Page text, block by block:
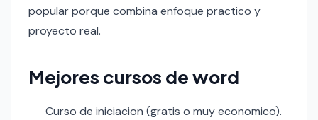
popular porque combina enfoque practico y
proyecto real.
Mejores cursos de word
Curso de iniciacion (gratis o muy economico).